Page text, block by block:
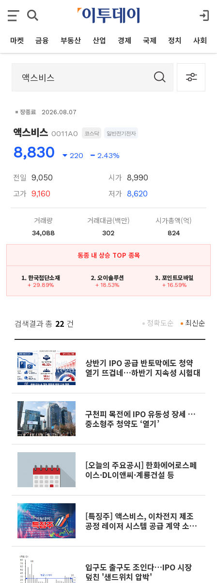
마켓 금융 부동산 산업 경제 국제 정치 사회
장종료 2026.08.07
액스비스 0011A0 코스닥 일반전기전자
8,830 220 2.43%
전일 9,050
고가 9,160
시가 8,990
저가 8,620
거래량
34,088
거래대금(백만)
302
시가총액(억)
824
동종 내 상승 TOP 종목
1. 한국첨단소재
+ 29.89%
2. 오이솔루션
+ 18.53%
3. 포인트모바일
+ 16.59%
검색결과 총 22 건 최신순
정확도순
상반기 IPO 공급 반토막에도 청약
열기 뜨겁네…하반기 지속성 시험대
구천피 목전에 IPO 유동성 장세 …
중소형주 청약도 ‘열기’
[오늘의 주요공시] 한화에어로스페
이스·DL이앤씨·계룡건설 등
[특징주] 액스비스, 이차전지 제조
공정 레이저 시스템 공급 계약 소식
입구도 출구도 조인다…IPO 시장
덮친 '샌드위치 압박'